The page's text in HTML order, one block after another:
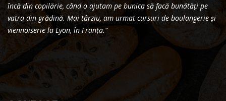
încă din copilărie, când o ajutam pe bunica să facă bunătăți pe
vatra din grădină. Mai târziu, am urmat cursuri de boulangerie și
viennoiserie la Lyon, în Franța.”